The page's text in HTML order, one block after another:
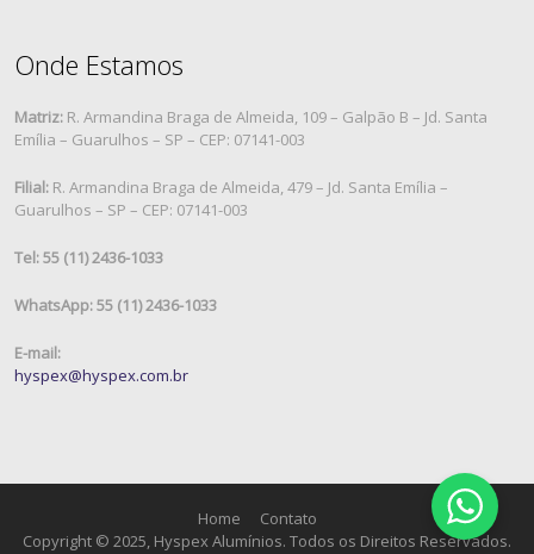
Onde Estamos
Matriz: R. Armandina Braga de Almeida, 109 – Galpão B – Jd. Santa
Emília – Guarulhos – SP – CEP: 07141-003
Filial: R. Armandina Braga de Almeida, 479 – Jd. Santa Emília –
Guarulhos – SP – CEP: 07141-003
Tel: 55 (11) 2436-1033
WhatsApp: 55 (11) 2436-1033
E-mail:
hyspex@hyspex.com.br
Home
Contato
Copyright © 2025, Hyspex Alumínios. Todos os Direitos Reservados.